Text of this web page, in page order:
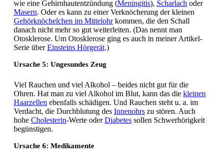
wie eine Gehirnhautentzündung (Meningitis), Scharlach oder
Masern. Oder es kann zu einer Verknöcherung der kleinen
Gehörknöchelchen im Mittelohrkommen, die den Schall
danach nicht mehr so gut weiterleiten. (Das nennt man
Otosklerose. Um Otosklerose ging es auch in meiner Artikel-
Serie überEinsteins Hörgerät.)
Ursache 5: Ungesundes Zeug
Viel Rauchen und viel Alkohol – beides nicht gut für die
Ohren. Hat man zu viel Alkohol im Blut, kann das die kleinen
Haarzellen ebenfalls schädigen. Und Rauchen steht u. a. im
Verdacht, die Durchblutung des Innenohrs zu stören. Auch
hohe Cholesterin-Werte oderDiabetes sollen Schwerhörigkeit
begünstigen.
Ursache 6: Medikamente